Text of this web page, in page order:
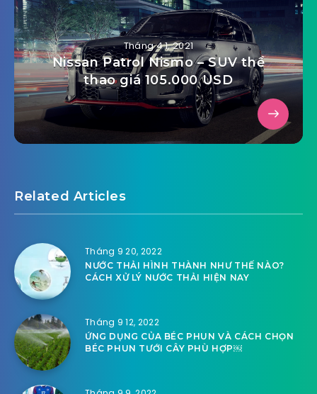
Tháng 4 1, 2021
Nissan Patrol Nismo – SUV thể
thao giá 105.000 USD
Related Articles
Tháng 9 20, 2022
NƯỚC THẢI HÌNH THÀNH NHƯ THẾ NÀO?
CÁCH XỬ LÝ NƯỚC THẢI HIỆN NAY
Tháng 9 12, 2022
ỨNG DỤNG CỦA BÉC PHUN VÀ CÁCH CHỌN
BÉC PHUN TƯỚI CÂY PHÙ HỢP￼